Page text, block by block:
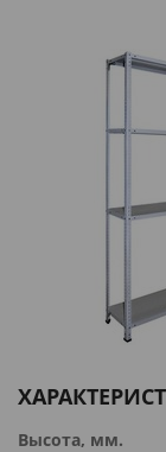
Высота, мм.